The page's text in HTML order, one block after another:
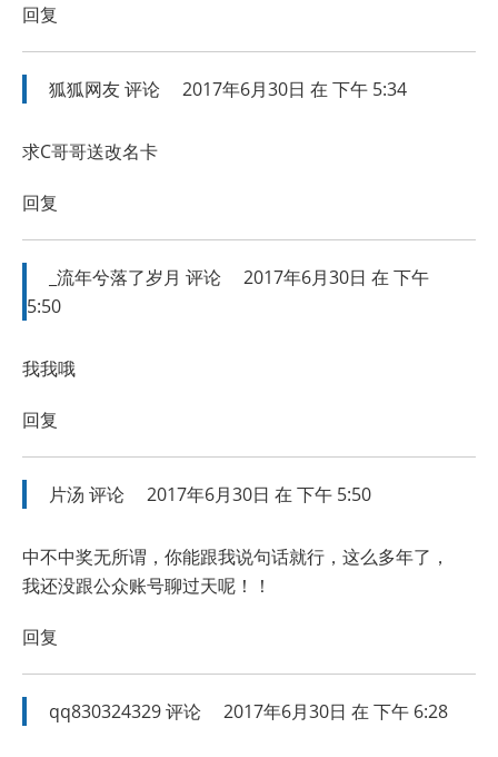
回复
狐狐网友评论 2017年6月30日 在 下午 5:34
求C哥哥送改名卡
回复
_流年兮落了岁月 评论
2017年6月30日 在 下午
5:50
我我哦
回复
片汤 评论 2017年6月30日 在 下午 5:50
中不中奖无所谓，你能跟我说句话就行，这么多年了，
我还没跟公众账号聊过天呢！！
回复
qq830324329评论 2017年6月30日 在 下午 6:28